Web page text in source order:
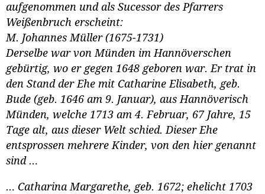
aufgenommen und als Sucessor des Pfarrers
Weißenbruch erscheint:
M. Johannes Müller (1675-1731)
Derselbe war von Münden im Hannöverschen
gebürtig, wo er gegen 1648 geboren war. Er trat in
den Stand der Ehe mit Catharine Elisabeth, geb.
Bude (geb. 1646 am 9. Januar), aus Hannöverisch
Münden, welche 1713 am 4. Februar, 67 Jahre, 15
Tage alt, aus dieser Welt schied. Dieser Ehe
entsprossen mehrere Kinder, von den hier genannt
sind …
… Catharina Margarethe, geb. 1672; ehelicht 1703